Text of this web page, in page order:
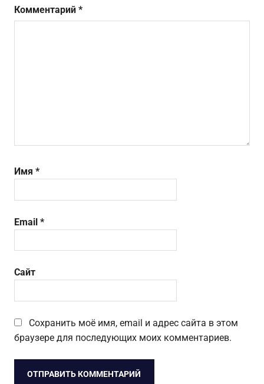
Комментарий *
Имя *
Email *
Сайт
Сохранить моё имя, email и адрес сайта в этом
браузере для последующих моих комментариев.